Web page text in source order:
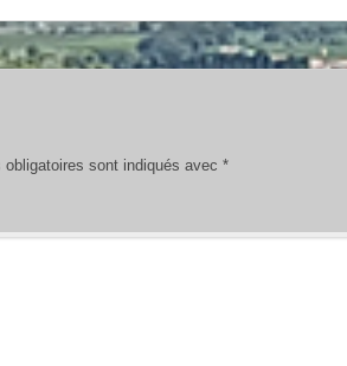
obligatoires sont indiqués avec *